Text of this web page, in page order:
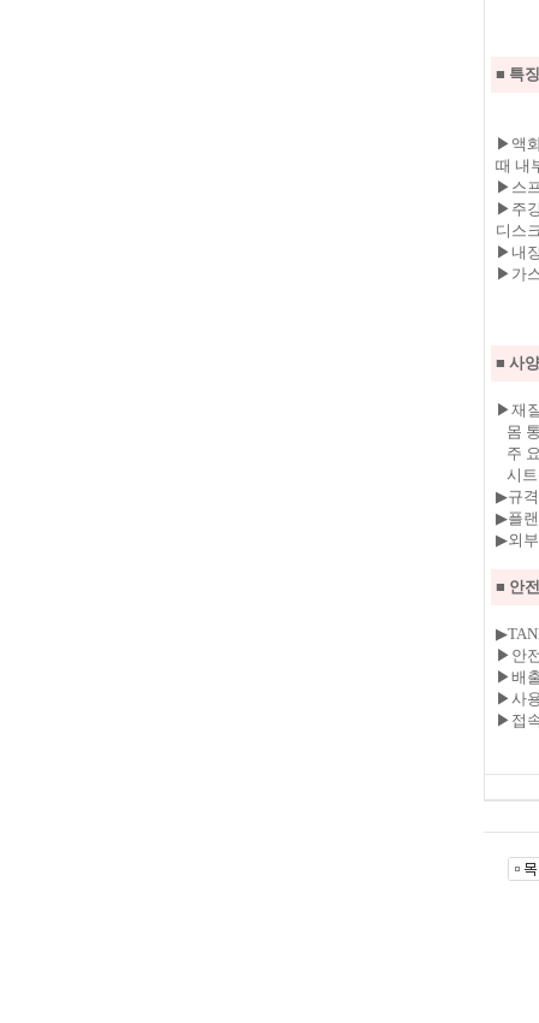
■ 특징
▶액
때 내
▶스
▶주
디스
▶내
▶가
■ 사양
▶재
몸
주
시트
▶규
▶플랜
▶외부
■ 안
▶안
▶배
▶사
▶접